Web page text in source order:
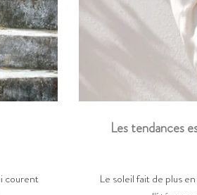
courent
Les tendances
Le soleil fait de plus